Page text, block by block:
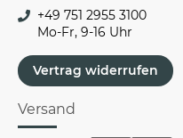
+49 751 2955 3100
Mo-Fr, 9-16 Uhr
Vertrag widerrufen
Versand